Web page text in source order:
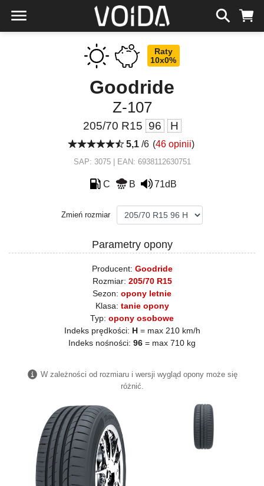
Raty
10x0%
Goodride
Z-107
205/70 R15 96 H
5,1/6 (46 opinii)
SAP: 3075 | EAN: 6938112630751
C B 71dB
Zmień rozmiar
Parametry opony
Producent: Goodride
Rozmiar: 205/70 R15
Sezon: opony letnie
Klasa: tanie opony
Typ: opony osobowe
Indeks prędkości: H= max 210 km/h
Indeks nośności: 96 = max 710 kg
W zależności od rozmiaru i wersji wygląd opony może się
różnić.